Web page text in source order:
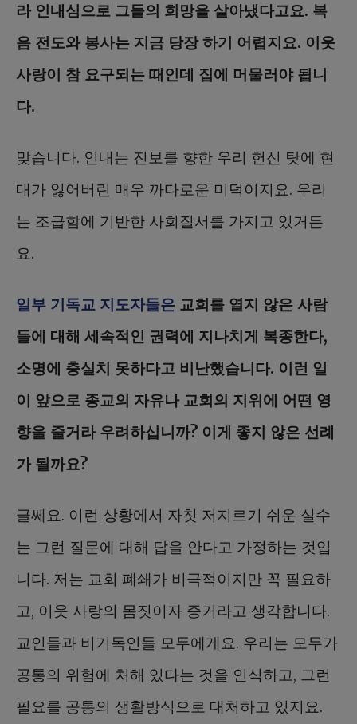
라 인내심으로 그들의 희망을 살아냈다고요. 복
음 전도와 봉사는 지금 당장 하기 어렵지요. 이웃
사랑이 참 요구되는 때인데 집에 머물러야 됩니
다.
맞습니다. 인내는 진보를 향한 우리 헌신 탓에 현
대가 잃어버린 매우 까다로운 미덕이지요. 우리
는 조급함에 기반한 사회질서를 가지고 있거든
요.
일부 기독교 지도자들은 교회를 열지 않은 사람
들에 대해 세속적인 권력에 지나치게 복종한다,
소명에 충실치 못하다고 비난했습니다. 이런 일
이 앞으로 종교의 자유나 교회의 지위에 어떤 영
향을 줄거라 우려하십니까? 이게 좋지 않은 선례
가 될까요?
글쎄요. 이런 상황에서 자칫 저지르기 쉬운 실수
는 그런 질문에 대해 답을 안다고 가정하는 것입
니다. 저는 교회 폐쇄가 비극적이지만 꼭 필요하
고, 이웃 사랑의 몸짓이자 증거라고 생각합니다.
교인들과 비기독인들 모두에게요. 우리는 모두가
공통의 위험에 처해 있다는 것을 인식하고, 그런
필요를 공통의 생활방식으로 대처하고 있지요.